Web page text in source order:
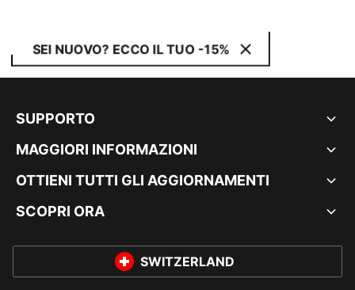
SEI NUOVO? ECCO IL TUO -15%
SUPPORTO
MAGGIORI INFORMAZIONI
OTTIENI TUTTI GLI AGGIORNAMENTI
SCOPRI ORA
SWITZERLAND